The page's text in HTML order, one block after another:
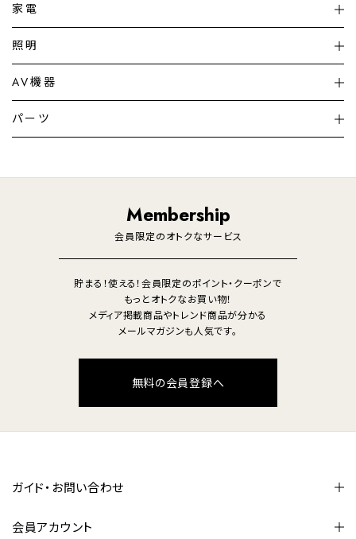
家電
加湿器・空気清浄機
暖房機 掃除機
調理家電 生活家電
照明
シーリングライト
デスクライト
AV機器
テレビ
パーツ
Membership
会員限定のオトクなサービス
貯まる！使える！会員限定のポイント・クーポンで
もっとオトクなお買い物！
メディア掲載商品やトレンド商品が分かる
メールマガジンも人気です。
無料の会員登録へ
ガイド・お問い合わせ
会員アカウント